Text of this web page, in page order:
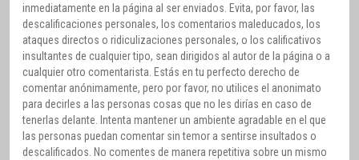
inmediatamente en la página al ser enviados. Evita, por favor, las
descalificaciones personales, los comentarios maleducados, los
ataques directos o ridiculizaciones personales, o los calificativos
insultantes de cualquier tipo, sean dirigidos al autor de la página o a
cualquier otro comentarista. Estás en tu perfecto derecho de
comentar anónimamente, pero por favor, no utilices el anonimato
para decirles a las personas cosas que no les dirías en caso de
tenerlas delante. Intenta mantener un ambiente agradable en el que
las personas puedan comentar sin temor a sentirse insultados o
descalificados. No comentes de manera repetitiva sobre un mismo